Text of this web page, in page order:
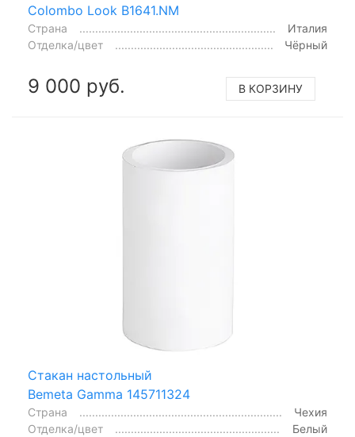
Colombo Look B1641.NM
Страна
Италия
Отделка/цвет
Чёрный
9 000 руб. В КОРЗИНУ
Стакан настольный
Bemeta Gamma 145711324
Страна
Чехия
Отделка/цвет
Белый